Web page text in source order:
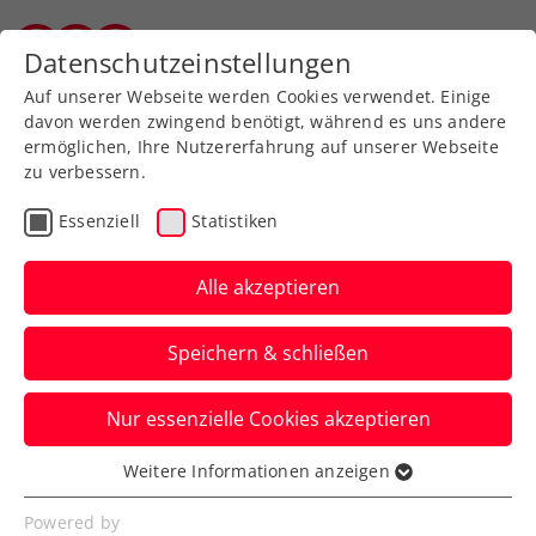
Zurück zur Newsübersicht
Davis Cup
Ohneberg, Melzer und
Ofner im spannenden
KURIER TV SPORT Talk
KURIER-Sportredakteur und -moderator
Harald Ottawa bespricht mit dem Trio
Datenschutzeinstellungen
Auf unserer Webseite werden Cookies verwendet. Einige
davon werden zwingend benötigt, während es uns andere
ermöglichen, Ihre Nutzererfahrung auf unserer Webseite
zu verbessern.
Essenziell Statistiken
Alle akzeptieren
Speichern & schließen
Nur essenzielle Cookies akzeptieren
Essenziell
Essenzielle Cookies werden für grundlegende
Weitere Informationen anzeigen
Powered by